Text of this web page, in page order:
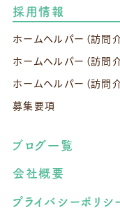
採用情報
ホームヘルパー（訪問
ホームヘルパー（訪問
ホームヘルパー（訪問
募集要項
ブログ一覧
会社概要
プライバシーポリシ